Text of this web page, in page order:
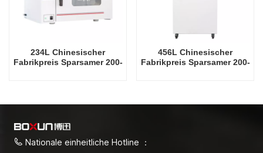
234L Chinesischer
Fabrikpreis Sparsamer 200-
456L Chinesischer
Fabrikpreis Sparsamer 200-
Nationale einheitliche Hotline ：